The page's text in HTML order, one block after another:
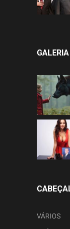
GALERIA
VÁRIOS